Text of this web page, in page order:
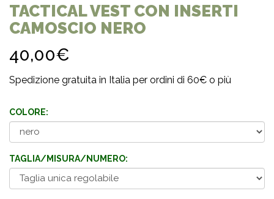
TACTICAL VEST CON INSERTI
CAMOSCIO NERO
40,00€
Spedizione gratuita in Italia per ordini di 60€ o più
COLORE:
TAGLIA/MISURA/NUMERO: